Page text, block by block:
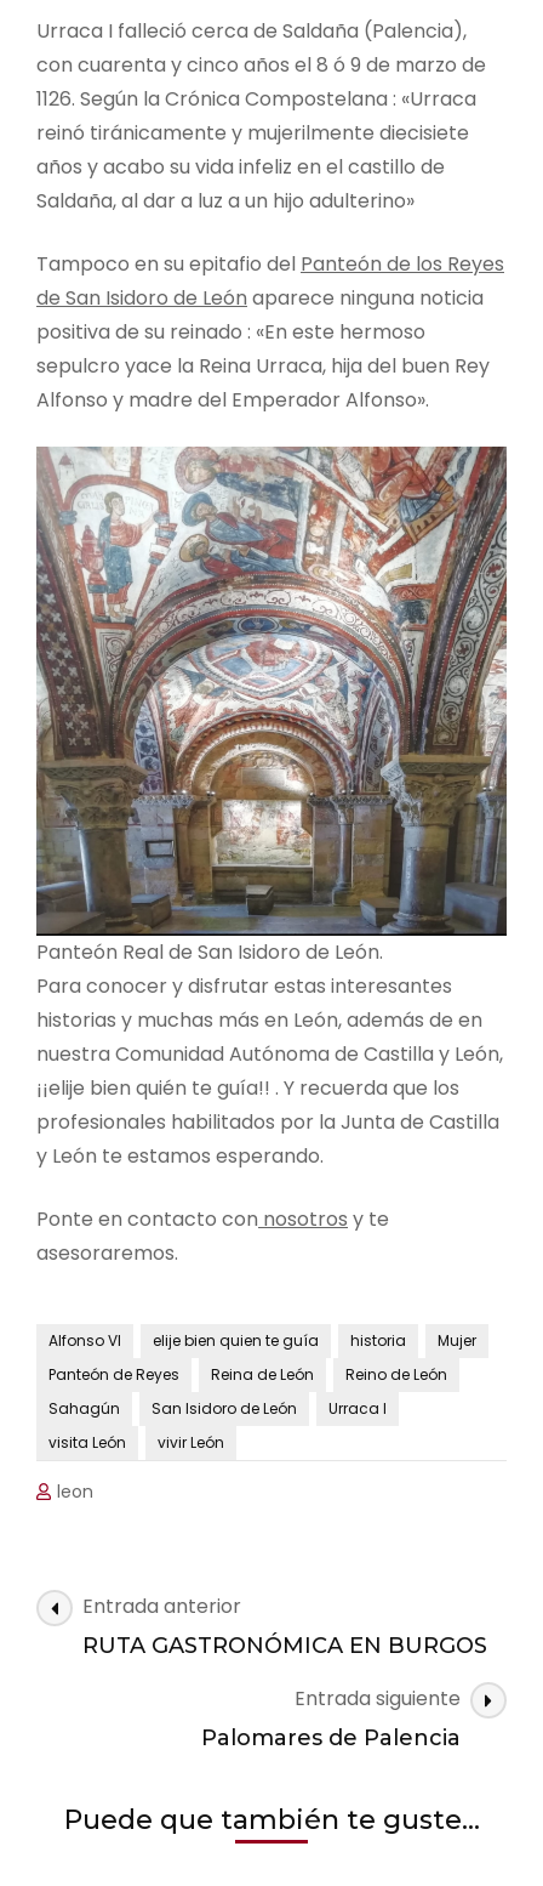
Urraca I falleció cerca de Saldaña (Palencia),
con cuarenta y cinco años el 8 ó 9 de marzo de
1126. Según la Crónica Compostelana : «Urraca
reinó tiránicamente y mujerilmente diecisiete
años y acabo su vida infeliz en el castillo de
Saldaña, al dar a luz a un hijo adulterino»
Tampoco en su epitafio del Panteón de los Reyes
de San Isidoro de León aparece ninguna noticia
positiva de su reinado : «En este hermoso
sepulcro yace la Reina Urraca, hija del buen Rey
Alfonso y madre del Emperador Alfonso».
Panteón Real de San Isidoro de León.
Para conocer y disfrutar estas interesantes
historias y muchas más en León, además de en
nuestra Comunidad Autónoma de Castilla y León,
¡¡elije bien quién te guía!! . Y recuerda que los
profesionales habilitados por la Junta de Castilla
y León te estamos esperando.
Ponte en contacto con nosotros y te
asesoraremos.
Alfonso VI elije bien quien te guía historia
Mujer
Panteón de Reyes
Reina de León
Reino de León
Sahagún
San Isidoro de León
Urraca I
visita León
vivir León
leon
Navegación
de
Entrada anterior
RUTA GASTRONÓMICA EN BURGOS
Entrada siguiente
Palomares de Palencia
Puede que también te guste...